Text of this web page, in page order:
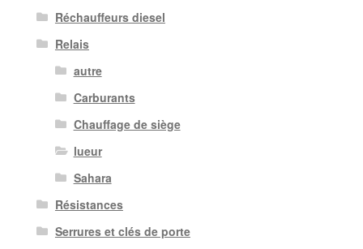
Réchauffeurs diesel
Relais
autre
Carburants
Chauffage de siège
lueur
Sahara
Résistances
Serrures et clés de porte